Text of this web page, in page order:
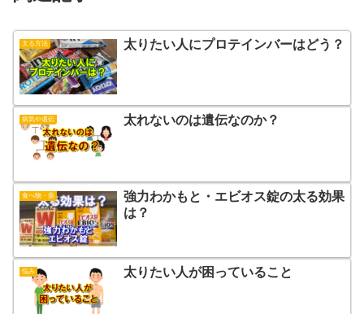
太る方法 太りたい人にプロテインバーはどう？
病気や遺伝 太れないのは遺伝なのか？
食べ物・薬
強力わかもと・エビオス錠の太る効果
は？
悩み 太りたい人が困っていること